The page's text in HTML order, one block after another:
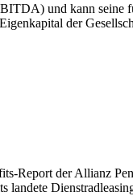
und kann seine
der
Report der Allianz
landete